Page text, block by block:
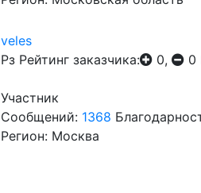
veles
Рз Рейтинг заказчика: 0, 0
Участник
Сообщений: 1368
Регион: Москва